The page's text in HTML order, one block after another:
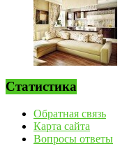
Статистика
Обратная связь
Карта сайта
Вопросы ответы